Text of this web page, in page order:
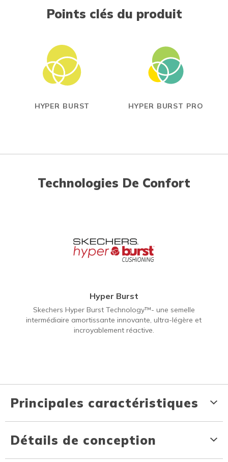
Points clés du produit
HYPER BURST HYPER BURST PRO
Technologies De Confort
Hyper Burst
Skechers Hyper Burst Technology™- une semelle
intermédiaire amortissante innovante, ultra-légère et
incroyablement réactive.
Principales caractéristiques
Détails de conception